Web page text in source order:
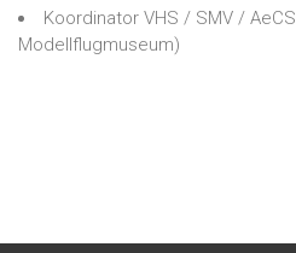
Koordinator VHS / SMV / AeCS
Modellflugmuseum)